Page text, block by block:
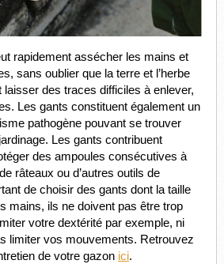
rapidement assécher les mains et
sans oublier que la terre et l’herbe
laisser des traces difficiles à enlever,
Les gants constituent également un
pathogène pouvant se trouver
Les gants contribuent
des ampoules consécutives à
râteaux ou d’autres outils de
de choisir des gants dont la taille
mains, ils ne doivent pas être trop
votre dextérité par exemple, ni
limiter vos mouvements. Retrouvez
de votre gazon ici.